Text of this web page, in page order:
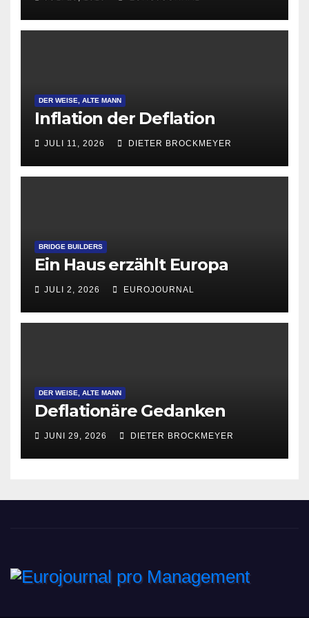
Gründungen
DER WEISE, ALTE MANN
Inflation der Deflation
JULI 11, 2026 DIETER BROCKMEYER
BRIDGE BUILDERS
Ein Haus erzählt Europa
JULI 2, 2026 EUROJOURNAL
DER WEISE, ALTE MANN
Deflationäre Gedanken
JUNI 29, 2026 DIETER BROCKMEYER